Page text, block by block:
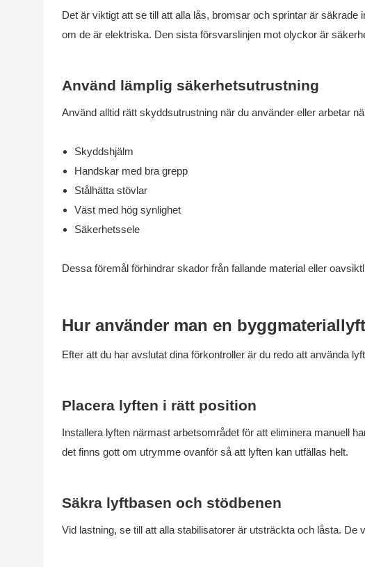
Det är viktigt att se till att alla lås, bromsar och sprintar är
om de är elektriska. Den sista försvarslinjen mot olyckor är
Använd lämplig säkerhetsutrustning
Använd alltid rätt skyddsutrustning när du använder eller arbetar
Skyddshjälm
Handskar med bra grepp
Stålhätta stövlar
Väst med hög synlighet
Säkerhetssele
Dessa föremål förhindrar skador från fallande material eller
Hur använder man en
Efter att du har avslutat dina förkontroller är du redo att använda
Placera lyften i rätt position
Installera lyften närmast arbetsområdet för att eliminera manuell
det finns gott om utrymme ovanför så att lyften kan utfällas helt.
Säkra lyftbasen och stödbenen
Vid lastning, se till att alla stabilisatorer är utsträckta och låsta.